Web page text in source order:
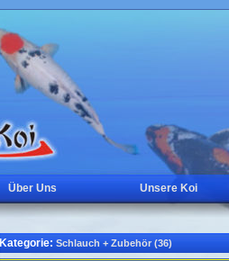
Über Uns Unsere Koi
Kategorie: Schlauch + Zubehör (36)